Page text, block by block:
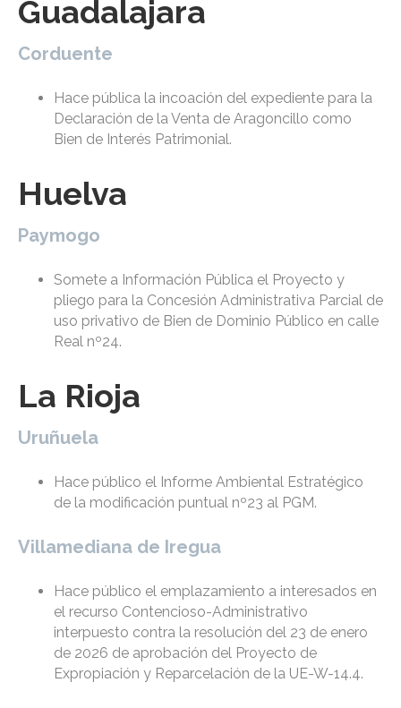
Guadalajara
Corduente
Hace pública la incoación del expediente para la
Declaración de la Venta de Aragoncillo como
Bien de Interés Patrimonial.
Huelva
Paymogo
Somete a Información Pública el Proyecto y
pliego para la Concesión Administrativa Parcial de
uso privativo de Bien de Dominio Público en calle
Real nº24.
La Rioja
Uruñuela
Hace público el Informe Ambiental Estratégico
de la modificación puntual nº23 al PGM.
Villamediana de Iregua
Hace público el emplazamiento a interesados en
el recurso Contencioso-Administrativo
interpuesto contra la resolución del 23 de enero
de 2026 de aprobación del Proyecto de
Expropiación y Reparcelación de la UE-W-14.4.